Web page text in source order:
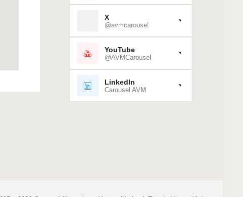
X
@avmcarousel
YouTube
@AVMCarousel
LinkedIn
Carousel AVM